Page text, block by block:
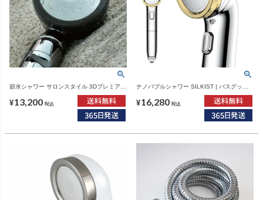
節水シャワー サロンスタイル 3Dプレミアム
ッド
¥13,200 税込
ナノバブルシャワー SILKIST | バスグッ
¥16,280 税込